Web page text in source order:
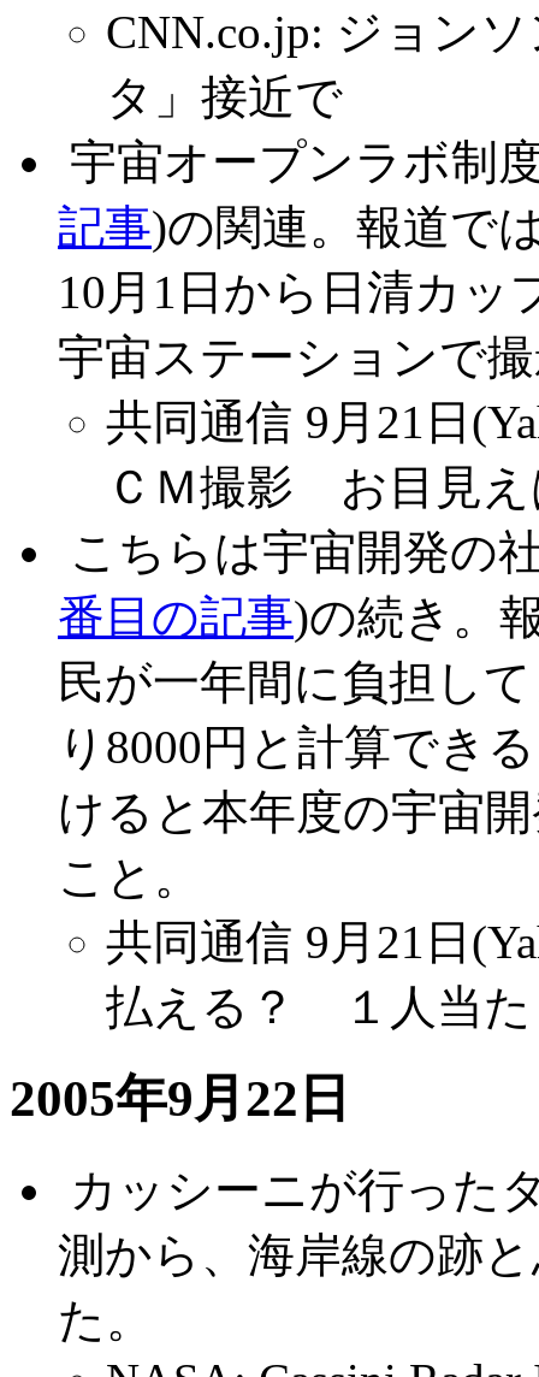
CNN.co.jp: ジョン
タ」接近で
宇宙オープンラボ制
記事)の関連。報道で
10月1日から日清カッ
宇宙ステーションで
共同通信 9月21日
ＣＭ撮影 お目見え
こちらは宇宙開発の
番目の記事)の続き。
民が一年間に負担し
り8000円と計算でき
けると本年度の宇宙
こと。
共同通信 9月21日
払える？ １人当た
2005年9月22日
カッシーニが行った
測から、海岸線の跡
た。